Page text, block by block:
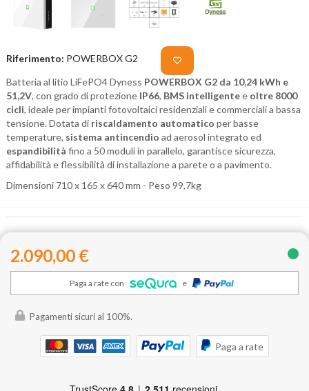
Riferimento: POWERBOX G2
Batteria al litio LiFePO4 Dyness POWERBOX G2 da 10,24 kWh e
51,2V, con grado di protezione IP66, BMS intelligentee oltre 8000
cicli, ideale per impianti fotovoltaici residenziali e commerciali a bassa
tensione. Dotata di riscaldamento automatico per basse
temperature, sistema antincendio ad aerosol integrato ed
espandibilità fino a 50 moduli in parallelo, garantisce sicurezza,
affidabilità e flessibilità di installazione a parete o a pavimento.
Dimensioni 710 x 165 x 640 mm - Peso 99,7kg
2.090,00 €
Paga a rate con e
Pagamenti sicuri al 100%.
Paga a rate